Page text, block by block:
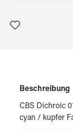
Beschreibung
CBS Dichroic
cyan / kupfer